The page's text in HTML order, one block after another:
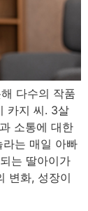
다수의 작품
카지 씨. 3살
소통에 대한
는 매일 아빠
는 딸아이가
변화, 성장이